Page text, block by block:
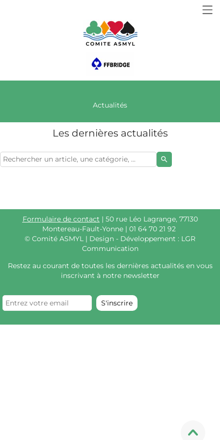
Actualités
Les dernières actualités
search
Formulaire de contact | 50 rue Léo Lagrange, 77130
Montereau-Fault-Yonne | 01 64 70 21 92
© Comité ASMYL | Design - Développement : LGR
Communication
Restez au courant de toutes les dernières actualités en vous
inscrivant à notre newsletter